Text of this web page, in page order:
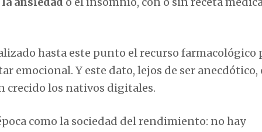
hasta este punto el recurso farmacológico
emocional. Y este dato, lejos de ser anecdótico,
crecido los nativos digitales.
como la sociedad del rendimiento: no hay